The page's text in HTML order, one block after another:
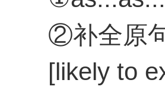
②补全原
[likely to